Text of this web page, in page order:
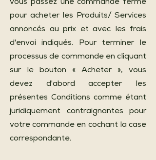
vous passez une commande ferme
pour acheter les Produits/ Services
annoncés au prix et avec les frais
d'envoi indiqués. Pour terminer le
processus de commande en cliquant
sur le bouton « Acheter », vous
devez d'abord accepter les
présentes Conditions comme étant
juridiquement contraignantes pour
votre commande en cochant la case
correspondante.